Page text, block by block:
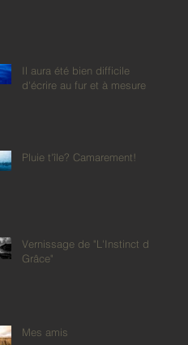
Il aura été bien difficile
d'écrire au fur et à mesure
Pluie t'île? Camarement!
Vernissage de "L'Instinct de
Grâce"
Mes amis